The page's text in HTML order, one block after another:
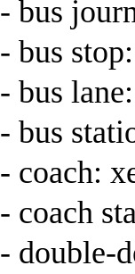
- bus
- bus
- bus
- bus
- coach:
- coach
- double-